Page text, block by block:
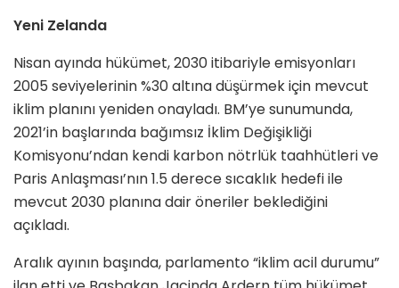
Yeni Zelanda
Nisan ayında hükümet, 2030 itibariyle emisyonları
2005 seviyelerinin %30 altına düşürmek için mevcut
iklim planını yeniden onayladı. BM’ye sunumunda,
2021’in başlarında bağımsız İklim Değişikliği
Komisyonu’ndan kendi karbon nötrlük taahhütleri ve
Paris Anlaşması’nın 1.5 derece sıcaklık hedefi ile
mevcut 2030 planına dair öneriler beklediğini
açıkladı.
Aralık ayının başında, parlamento “iklim acil durumu”